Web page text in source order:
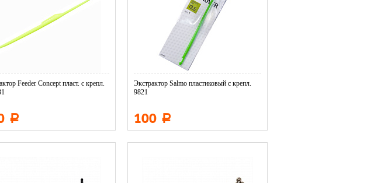
Feeder Concept пласт. с крепл.
Р
Экстрактор Salmo пластиковый с крепл.
9821
100 Р